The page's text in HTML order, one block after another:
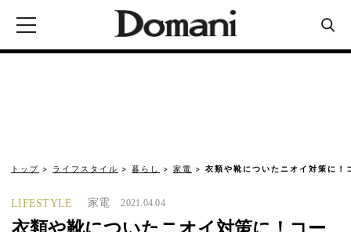
トップ ライフスタイル 暮らし 家電 衣類や靴についたニオイ対策に
LIFESTYLE 家電 2021.04.04
衣類や靴についたニオイ対策に！コー